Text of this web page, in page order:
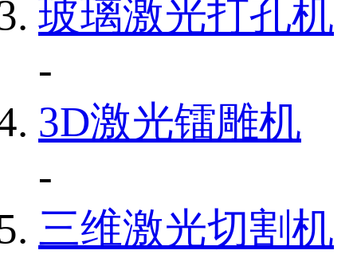
玻璃激光打孔机
-
3D激光镭雕机
-
三维激光切割机